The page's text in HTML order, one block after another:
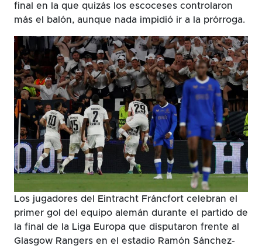
final en la que quizás los escoceses controlaron
más el balón, aunque nada impidió ir a la prórroga.
Los jugadores del Eintracht Fráncfort celebran el
primer gol del equipo alemán durante el partido de
la final de la Liga Europa que disputaron frente al
Glasgow Rangers en el estadio Ramón Sánchez-